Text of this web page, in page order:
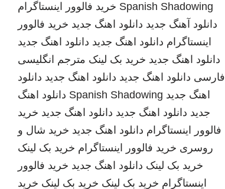
Spanish Shadowing خرید فالوور اینستاگرام
دانلود آهنگ جدید دانلود اهنگ جدید خرید فالوور
اینستاگرام دانلود اهنگ جدید دانلود اهنگ جدید
دانلود اهنگ جدید خرید بک لینک مترجم انگلیسی
فارسی دانلود اهنگ جدید دانلود اهنگ جدید دانلود
اهنگ جدید Spanish Shadowing دانلود اهنگ
جدید دانلود اهنگ جدید دانلود اهنگ جدید خرید
فالوور اینستاگرام دانلود اهنگ جدید خرید شال و
روسری خرید فالوور اینستاگرام خرید بک لینک
خرید بک لینک دانلود اهنگ جدید خرید فالوور
اینستاگرام خرید بک لینک خرید بک لینک خرید